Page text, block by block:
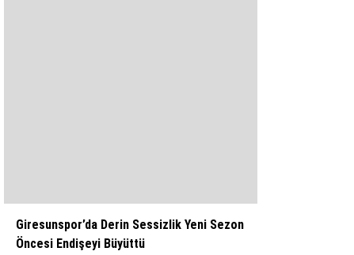
Giresunspor’da Derin Sessizlik Yeni Sezon
Öncesi Endişeyi Büyüttü